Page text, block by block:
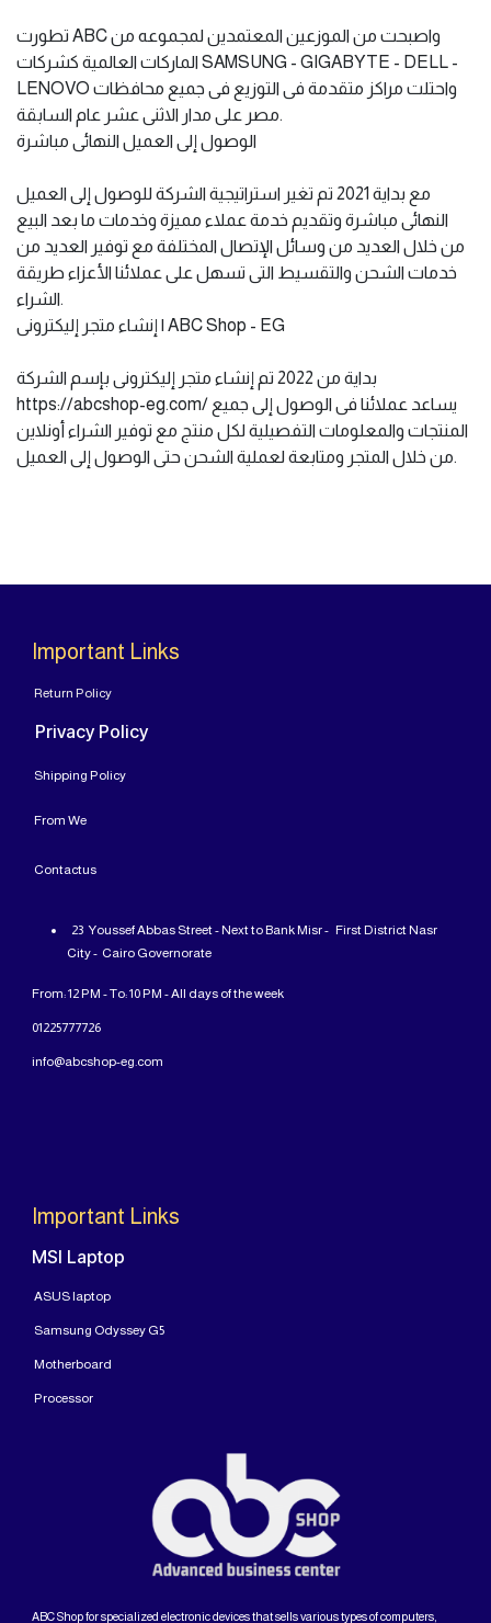
تطورت ABC واصبحت من الموزعين المعتمدين لمجموعه من
الماركات العالمية كشركات SAMSUNG - GIGABYTE - DELL -
LENOVO واحتلت مراكز متقدمة فى التوزيع فى جميع محافظات
مصر على مدار الاثنى عشر عام السابقة.
الوصول إلى العميل النهائى مباشرة
مع بداية 2021 تم تغير استراتيجية الشركة للوصول إلى العميل
النهائى مباشرة وتقديم خدمة عملاء مميزة وخدمات ما بعد البيع
من خلال العديد من وسائل الإتصال المختلفة مع توفير العديد من
خدمات الشحن والتقسيط التى تسهل على عملائنا الأعزاء طريقة
الشراء.
إنشاء متجر إليكترونى | ABC Shop - EG
بداية من 2022 تم إنشاء متجر إليكترونى بإسم الشركة
https://abcshop-eg.com/ يساعد عملائنا فى الوصول إلى جميع
المنتجات والمعلومات التفصيلية لكل منتج مع توفير الشراء أونلاين
من خلال المتجر ومتابعة لعملية الشحن حتى الوصول إلى العميل.
Important Links
Return Policy
Privacy Policy
Shipping Policy
From We
Contactus
23 Youssef Abbas Street - Next to Bank Misr - First District Nasr
City - Cairo Governorate
From: 12 PM - To: 10 PM - All days of the week
01225777726
info@abcshop-eg.com
Important Links
MSI Laptop
ASUS laptop
Samsung Odyssey G5
Motherboard
Processor
ABC Shop for specialized electronic devices that sells various types of computers,